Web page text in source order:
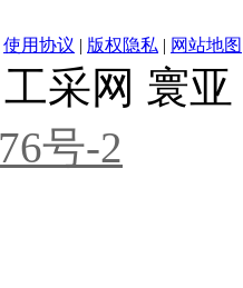
使用协议 | 版权隐私 | 网站地图
采网 寰
号-2